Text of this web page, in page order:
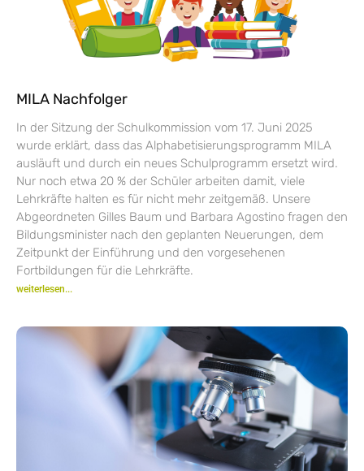
MILA Nachfolger
In der Sitzung der Schulkommission vom 17. Juni 2025
wurde erklärt, dass das Alphabetisierungsprogramm MILA
ausläuft und durch ein neues Schulprogramm ersetzt wird.
Nur noch etwa 20 % der Schüler arbeiten damit, viele
Lehrkräfte halten es für nicht mehr zeitgemäß. Unsere
Abgeordneten Gilles Baum und Barbara Agostino fragen den
Bildungsminister nach den geplanten Neuerungen, dem
Zeitpunkt der Einführung und den vorgesehenen
Fortbildungen für die Lehrkräfte.
weiterlesen...